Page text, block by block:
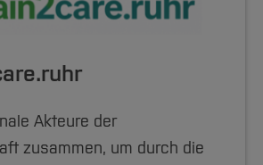
Akteure der
zusammen, um durch die